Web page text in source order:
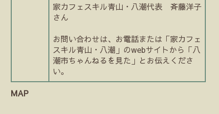
家カフェスキル青山・八潮代表 斉藤洋子
さん
お問い合わせは、お電話または「家カフェ
スキル青山・八潮」のwebサイトから「八
潮市ちゃんねるを見た」とお伝えくださ
い。
MAP